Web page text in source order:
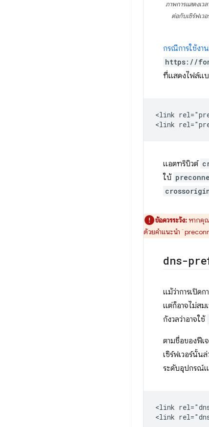
ภาพการแสดงเว
ต่อกับเซิร์ฟเว
กรณีการใช้งา
https://
ที่แสดงไฟล์แ
<link
แอตทริบิวต์
ใบ้
ข้อควรระวัง:หากคุ
ด้วยคำแนะนำ
dns-
แม้ว่าการเปิด
แต่ก็อาจไม่สม
กังวลว่าอาจใช้
ตามชื่อของฟีเ
เซิร์ฟเวอร์นั้น
ระดับอุปกรณ์แ
<link